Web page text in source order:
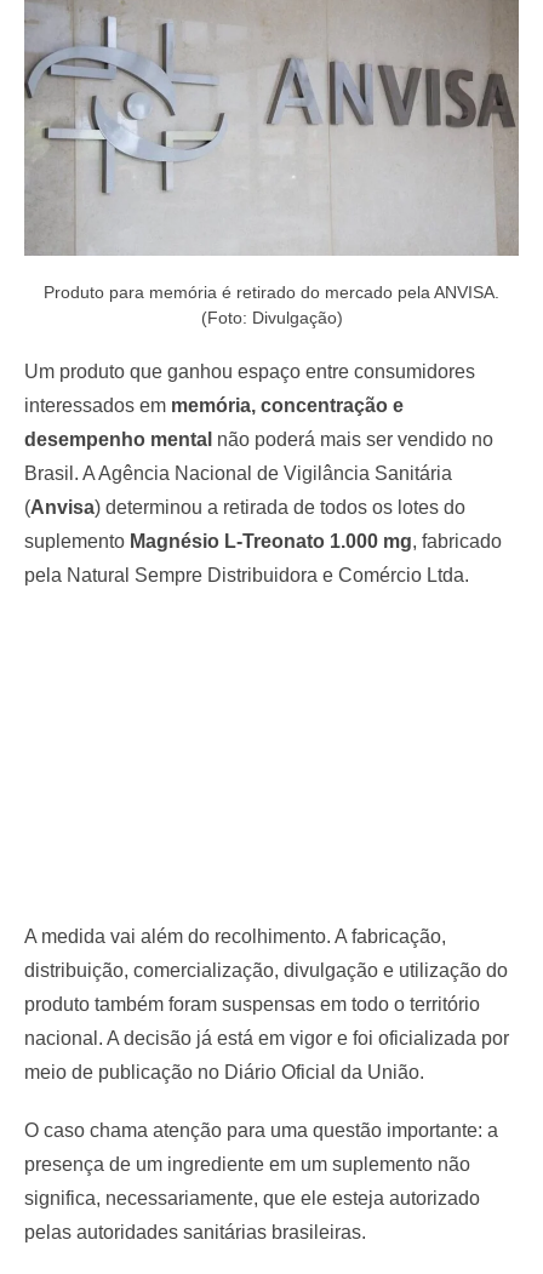
Produto para memória é retirado do mercado pela ANVISA.
(Foto: Divulgação)
Um produto que ganhou espaço entre consumidores
interessados em memória, concentração e
desempenho mental não poderá mais ser vendido no
Brasil. A Agência Nacional de Vigilância Sanitária
(Anvisa) determinou a retirada de todos os lotes do
suplemento Magnésio L-Treonato 1.000 mg, fabricado
pela Natural Sempre Distribuidora e Comércio Ltda.
A medida vai além do recolhimento. A fabricação,
distribuição, comercialização, divulgação e utilização do
produto também foram suspensas em todo o território
nacional. A decisão já está em vigor e foi oficializada por
meio de publicação no Diário Oficial da União.
O caso chama atenção para uma questão importante: a
presença de um ingrediente em um suplemento não
significa, necessariamente, que ele esteja autorizado
pelas autoridades sanitárias brasileiras.